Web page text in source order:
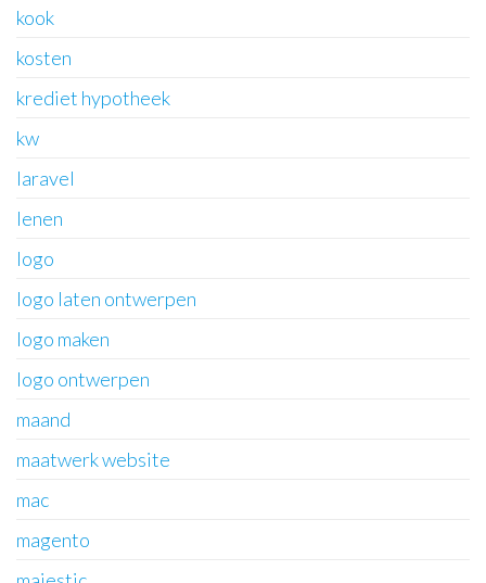
kook
kosten
krediet hypotheek
kw
laravel
lenen
logo
logo laten ontwerpen
logo maken
logo ontwerpen
maand
maatwerk website
mac
magento